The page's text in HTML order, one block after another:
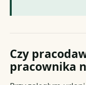
Czy
pracownika